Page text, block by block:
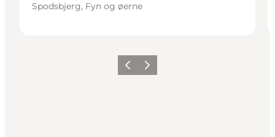
Spodsbjerg, Fyn og øerne
ForrigeNæste